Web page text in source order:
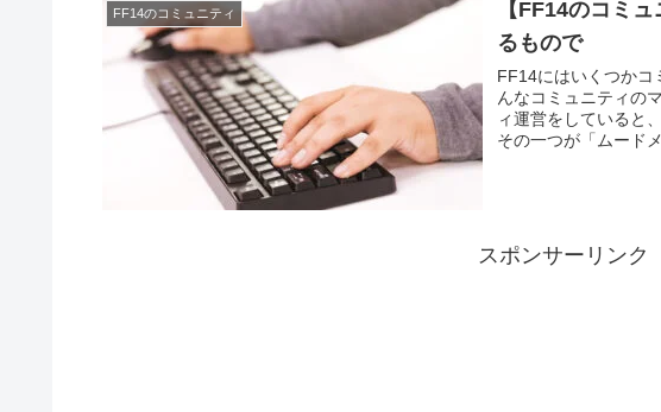
FF14のコミュニティ
【FF14のコミ
るもので
FF14にはいくつかコ
んなコミュニティの
ィ運営をしていると
その一つが「ムード
スポンサーリンク